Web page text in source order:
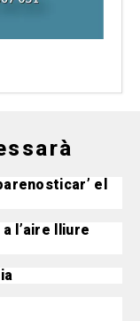
el
l’aire lliure